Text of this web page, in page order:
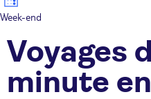
Week-end
Voyages
minute